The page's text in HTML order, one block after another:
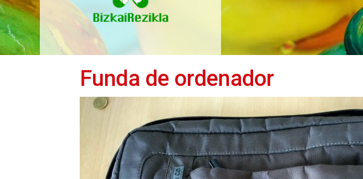
Funda de ordenador